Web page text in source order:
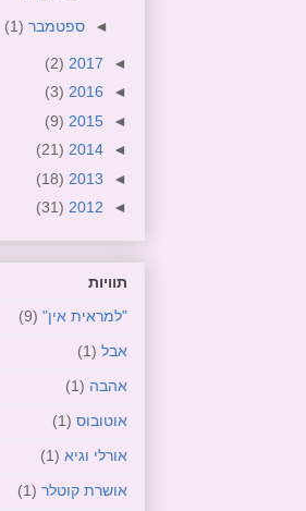
◄ ספטמבר (1)
◄
2017
(2)
◄
2016
(3)
◄
2015
(9)
◄
2014
(21)
◄
2013
(18)
◄
2012
(31)
תוויות
"למראית אין" (9)
אבל (1)
אהבה (1)
אוטובוס (1)
אורלי וגיא (1)
אושרת קוטלר (1)